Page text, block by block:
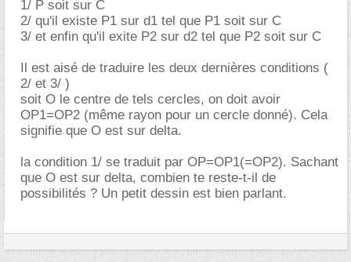
1/ P soit sur C
2/ qu'il existe P1 sur d1 tel que P1 soit sur C
3/ et enfin qu'il exite P2 sur d2 tel que P2 soit sur C
Il est aisé de traduire les deux dernières conditions (
2/ et 3/ )
soit O le centre de tels cercles, on doit avoir
OP1=OP2 (même rayon pour un cercle donné). Cela
signifie que O est sur delta.
la condition 1/ se traduit par OP=OP1(=OP2). Sachant
que O est sur delta, combien te reste-t-il de
possibilités ? Un petit dessin est bien parlant.